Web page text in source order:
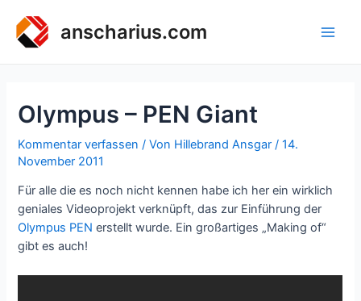
Inhalt
springen
anscharius.com
Olympus – PEN Giant
Kommentar verfassen / Von Hillebrand Ansgar /14.
November 2011
Für alle die es noch nicht kennen habe ich her ein wirklich
geniales Videoprojekt verknüpft, das zur Einführung der
Olympus PEN erstellt wurde. Ein großartiges „Making of“
gibt es auch!